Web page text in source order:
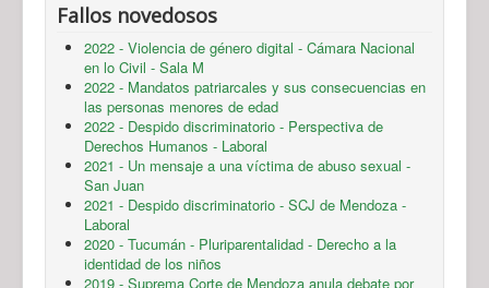
Fallos novedosos
2022 - Violencia de género digital - Cámara Nacional
en lo Civil - Sala M
2022 - Mandatos patriarcales y sus consecuencias en
las personas menores de edad
2022 - Despido discriminatorio - Perspectiva de
Derechos Humanos - Laboral
2021 - Un mensaje a una víctima de abuso sexual -
San Juan
2021 - Despido discriminatorio - SCJ de Mendoza -
Laboral
2020 - Tucumán - Pluriparentalidad - Derecho a la
identidad de los niños
2019 - Suprema Corte de Mendoza anula debate por